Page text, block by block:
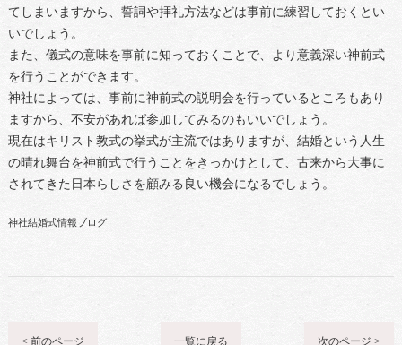
てしまいますから、誓詞や拝礼方法などは事前に練習しておくとい
いでしょう。
また、儀式の意味を事前に知っておくことで、より意義深い神前式
を行うことができます。
神社によっては、事前に神前式の説明会を行っているところもあり
ますから、不安があれば参加してみるのもいいでしょう。
現在はキリスト教式の挙式が主流ではありますが、結婚という人生
の晴れ舞台を神前式で行うことをきっかけとして、古来から大事に
されてきた日本らしさを顧みる良い機会になるでしょう。
神社結婚式情報ブログ
< 前のページ 一覧に戻る 次のページ >